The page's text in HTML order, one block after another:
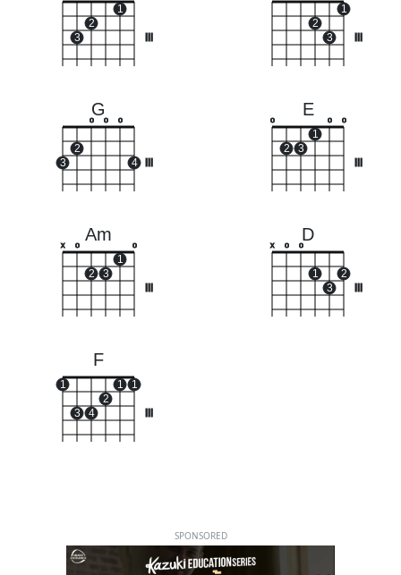
3
2
1
2
3
1
G
3
2
o o o
4
E
o
2 3
1
o o
Am
x o
2 3
1
o
D
x o o
1
3
2
F
1
3 4
2
1 1
SPONSORED